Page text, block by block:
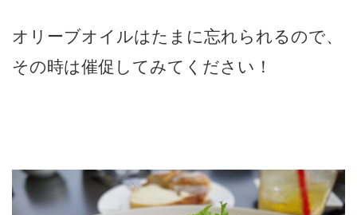
オリーブオイルはたまに忘れられるので、
その時は催促してみてください！